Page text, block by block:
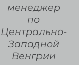
менеджер
по
Центрально-
Западной
Венгрии